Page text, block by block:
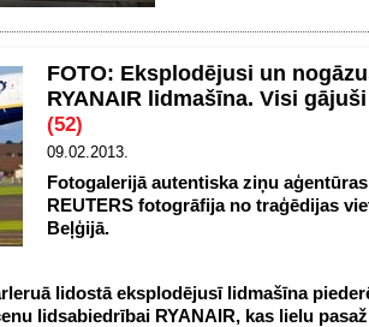
FOTO: Eksplodējusi un
RYANAIR lidmašīna. Visi
(52)
09.02.2013.
Fotogalerijā autentiska ziņu aģentūras
REUTERS fotogrāfija no traģēdijas
Beļģijā.
lidostā eksplodējusī lidmašīna
lidsabiedrībai RYANAIR, kas lielu